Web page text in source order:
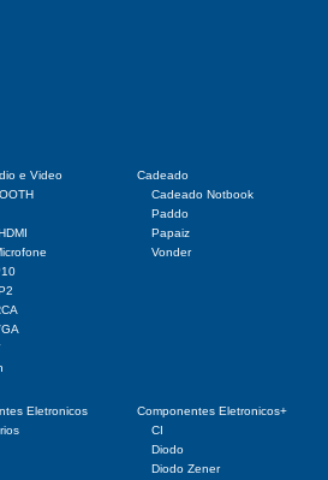
e Video
Cadeado
Cadeado Notbook
Paddo
Papaiz
Vonder
Eletronicos
Componentes Eletronicos+
CI
Diodo
Diodo Zener